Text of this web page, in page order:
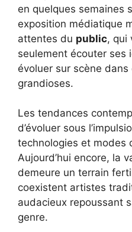
en quelques semaines
exposition médiatique
attentes du public, qui
seulement écouter ses
évoluer sur scène
grandioses.
Les tendances
d’évoluer sous
technologies et modes
Aujourd’hui encore, la
demeure un terrain
coexistent artistes
audacieux repoussant
genre.